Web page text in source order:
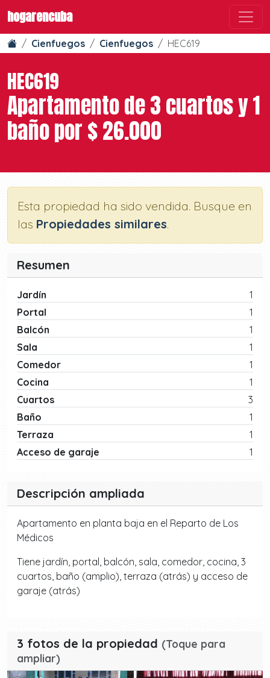
hogarencuba
Cienfuegos Cienfuegos HEC619
HEC619
Apartamento de 3 cuartos y 1
baño por $ 26.000
Esta propiedad ha sido vendida. Busque en
las Propiedades similares.
Resumen
Jardín
1
Portal
1
Balcón
1
Sala
1
Comedor
1
Cocina
1
Cuartos
3
Baño
1
Terraza
1
Acceso de garaje
1
Descripción ampliada
Apartamento en planta baja en el Reparto de Los
Médicos
Tiene jardín, portal, balcón, sala, comedor, cocina, 3
cuartos, baño (amplio), terraza (atrás) y acceso de
garaje (atrás)
3 fotos de la propiedad (Toque para
ampliar)